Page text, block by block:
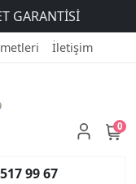
İletişim
99 67
0